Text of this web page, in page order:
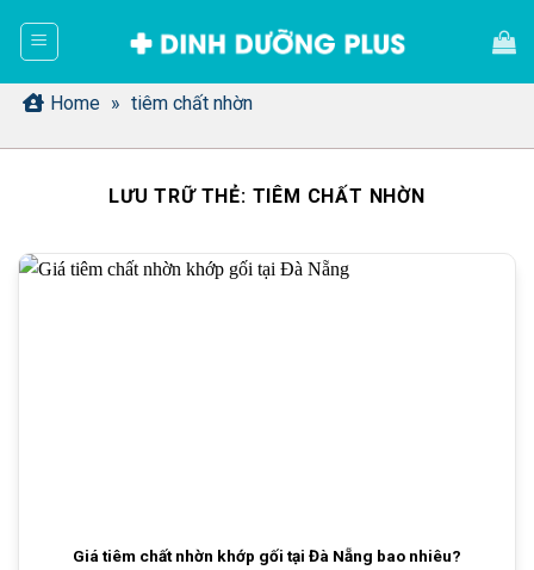
dung Home » tiêm chất nhờn
LƯU TRỮ THẺ: TIÊM CHẤT NHỜN
Giá tiêm chất nhờn khớp gối tại Đà Nẵng bao nhiêu?